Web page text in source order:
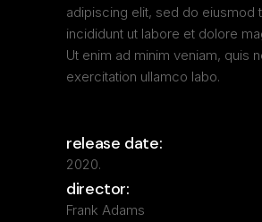
adipiscing elit, sed do eiusmod
incididunt ut labore et dolore
Ut enim ad minim veniam, quis
exercitation ullamco labo.
release date:
2020.
director:
Frank Adams